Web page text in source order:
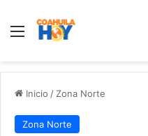
Menu
Inicio / Zona Norte
Zona Norte